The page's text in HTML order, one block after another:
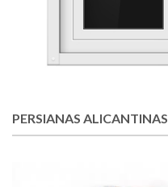
PERSIANAS ALICANTINAS